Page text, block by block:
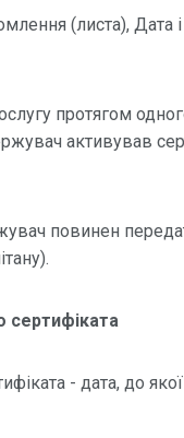
(листа), Дата
протягом одного
активував
повинен
сертифіката
- дата, до